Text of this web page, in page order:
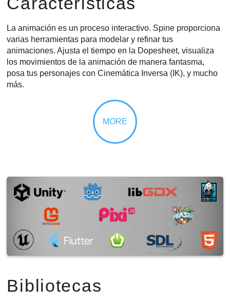
La animación es un proceso interactivo. Spine proporciona
varias herramientas para modelar y refinar tus
animaciones. Ajusta el tiempo en la Dopesheet, visualiza
los movimientos de la animación de manera fantasma,
posa tus personajes con Cinemática Inversa (IK), y mucho
más.
Bibliotecas